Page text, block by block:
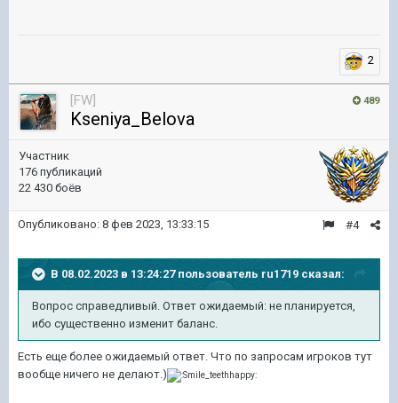
2
489
[FW]
Kseniya_Belova
Участник
176 публикаций
22 430 боёв
#4
Опубликовано: 8 фев 2023, 13:33:15
В 08.02.2023 в 13:24:27 пользователь ru1719 сказал:
Вопрос справедливый. Ответ ожидаемый: не планируется,
ибо существенно изменит баланс.
Есть еще более ожидаемый ответ. Что по запросам игроков тут
вообще ничего не делают.)